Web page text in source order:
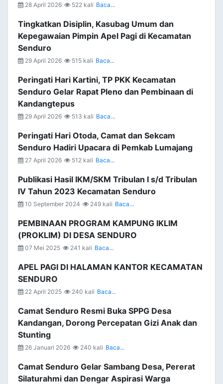
28 April 2026 522 kali Baca...
Tingkatkan Disiplin, Kasubag Umum dan
Kepegawaian Pimpin Apel Pagi di Kecamatan
Senduro
29 April 2026 515 kali Baca...
Peringati Hari Kartini, TP PKK Kecamatan
Senduro Gelar Rapat Pleno dan Pembinaan di
Kandangtepus
29 April 2026 513 kali Baca...
Peringati Hari Otoda, Camat dan Sekcam
Senduro Hadiri Upacara di Pemkab Lumajang
27 April 2026 512 kali Baca...
Publikasi Hasil IKM/SKM Tribulan I s/d Tribulan
IV Tahun 2023 Kecamatan Senduro
10 September 2024 249 kali Baca...
PEMBINAAN PROGRAM KAMPUNG IKLIM
(PROKLIM) DI DESA SENDURO
07 Mei 2025 241 kali Baca...
APEL PAGI DI HALAMAN KANTOR KECAMATAN
SENDURO
22 April 2025 240 kali Baca...
Camat Senduro Resmi Buka SPPG Desa
Kandangan, Dorong Percepatan Gizi Anak dan
Stunting
26 Januari 2026 240 kali Baca...
Camat Senduro Gelar Sambang Desa, Pererat
Silaturahmi dan Dengar Aspirasi Warga